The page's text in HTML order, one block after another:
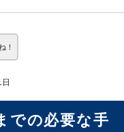
！
での必要な手